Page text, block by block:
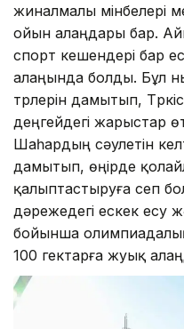
жиналмалы мінбелері
ойын алаңдары бар.
спорт кешендері бар
алаңында болды. Бұл
түрлерін дамытып,
деңгейдегі жарыстар
Шаһардың сәулетін
дамытып, өңірде
қалыптастыруға сеп
дәрежедегі ескек есу
бойынша
100 гектарға жуық